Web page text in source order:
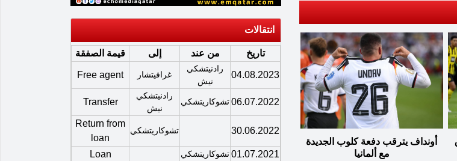
أونداف يترقب دفعة كلوب الجديدة
مع ألمانيا
انتقالات
تاريخ من عند إلى قيمة الصفقة
04.08.2023
رادنيتشكي
نيش
غرافيتشار Free agent
06.07.2022تشوكاريتشكي
رادنيتشكي
نيش
Transfer
30.06.2022 تشوكاريتشكي
Return from
loan
01.07.2021تشوكاريتشكي
Loan